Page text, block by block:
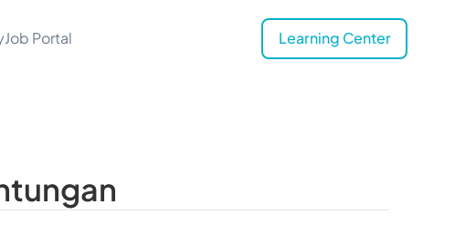
Job Portal Learning Center